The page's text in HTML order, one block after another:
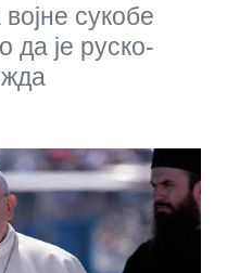
сукобе
да је руско-